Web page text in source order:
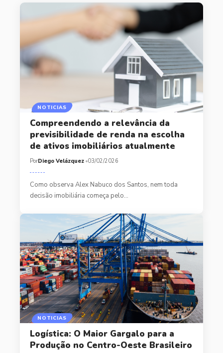
NOTICIAS
Compreendendo a relevância da
previsibilidade de renda na escolha
de ativos imobiliários atualmente
PorDiego Velázquez 03/02/2026
Como observa Alex Nabuco dos Santos, nem toda
decisão imobiliária começa pelo…
NOTICIAS
Logística: O Maior Gargalo para a
Produção no Centro-Oeste Brasileiro